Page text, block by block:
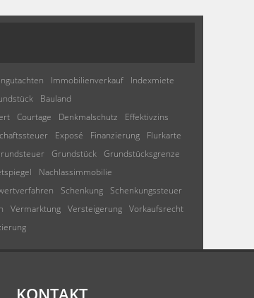
Immobilienverkauf
Indexmiete
Bauland
Courtage Denkmalschutz
Effektivzins
Exposé Finanzierung
Flurkarte
Grundstück Grundstücksgrenze
Nachlassimmobilie
Schenkung
Schenkungssteuer
Vermarktung Versteigerung Vorkaufsrecht